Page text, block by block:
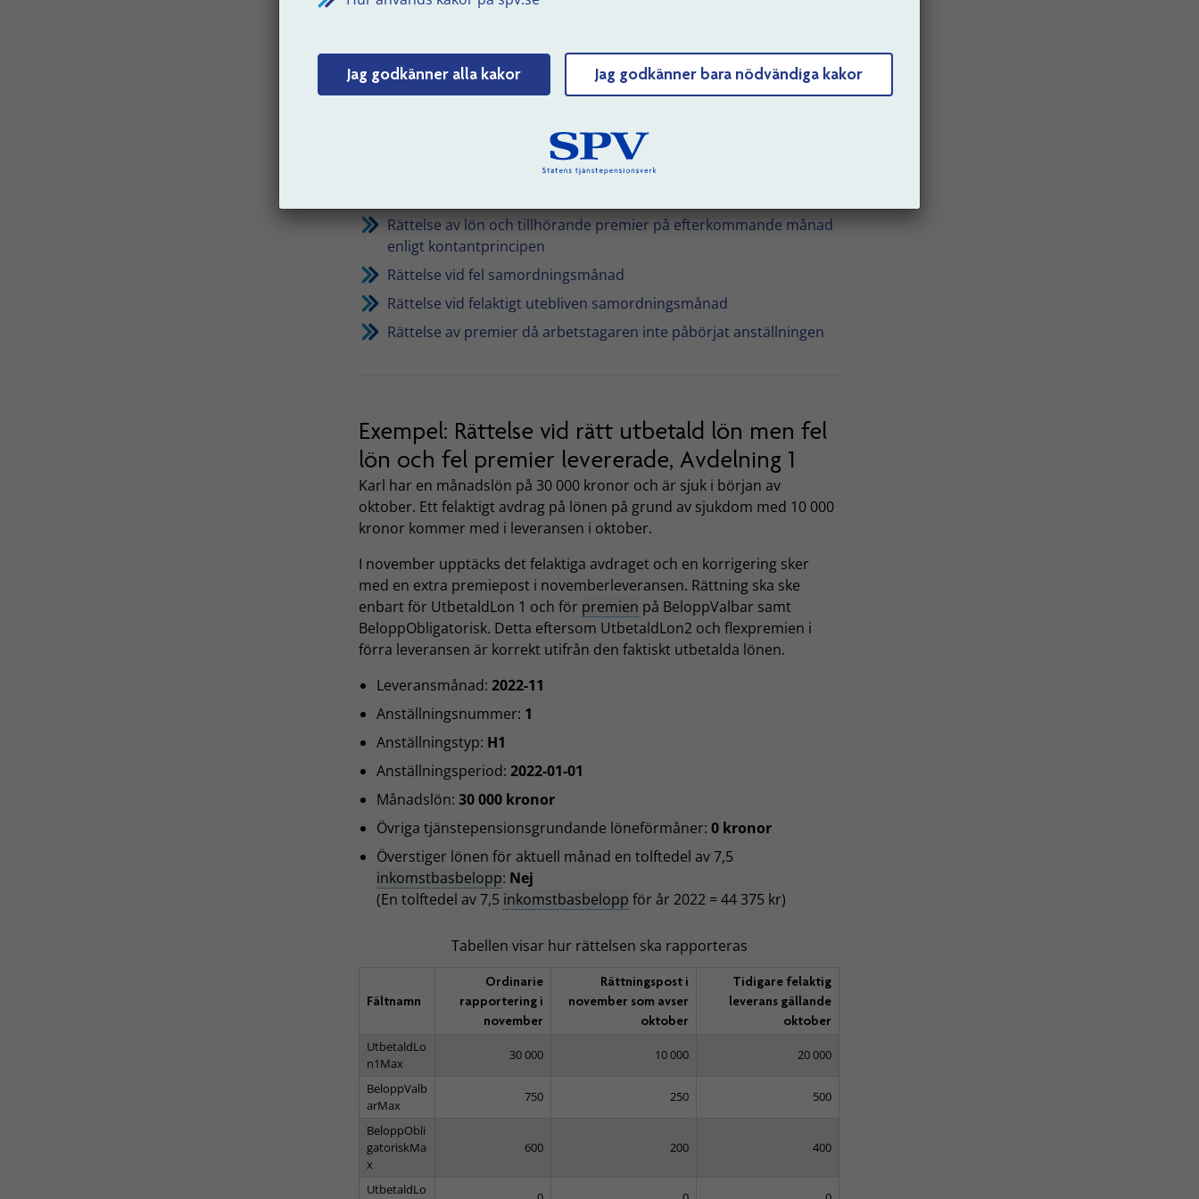
Jag godkänner alla kakor Jag godkänner bara nödvändiga kakor
Rättelse görs enligt principen i något av följande exempel.
Rättelse vid rätt utbetald lön men fel lön och fel premier
Rättelse vid rätt utbetald lön, rätt levererad lön men felaktigt
beräknade och levererade premier
Rättelse av lön och tillhörande premier på efterkommande månad
enligt kontantprincipen
Rättelse vid fel samordningsmånad
Rättelse vid felaktigt utebliven samordningsmånad
Rättelse av premier då arbetstagaren inte påbörjat anställningen
Exempel: Rättelse vid rätt utbetald lön men fel
lön och fel premier levererade, Avdelning 1
Karl har en månadslön på 30 000 kronor och är sjuk i början av
oktober. Ett felaktigt avdrag på lönen på grund av sjukdom med 10 000
kronor kommer med i leveransen i oktober.
I november upptäcks det felaktiga avdraget och en korrigering sker
med en extra premiepost i novemberleveransen. Rättning ska ske
enbart för UtbetaldLon 1 och för premien på BeloppValbar samt
BeloppObligatorisk. Detta eftersom UtbetaldLon2 och flexpremien i
förra leveransen är korrekt utifrån den faktiskt utbetalda lönen.
Leveransmånad: 2022-11
Anställningsnummer: 1
Anställningstyp: H1
Anställningsperiod: 2022-01-01
Månadslön: 30 000 kronor
Övriga tjänstepensionsgrundande löneförmåner: 0 kronor
Överstiger lönen för aktuell månad en tolftedel av 7,5
inkomstbasbelopp: Nej
(En tolftedel av 7,5 inkomstbasbelopp för år 2022 = 44 375 kr)
Tabellen visar hur rättelsen ska rapporteras
Fältnamn
Ordinarie
rapportering i
november
Rättningspost i
november som avser
oktober
Tidigare felaktig
leverans gällande
oktober
UtbetaldLo
n1Max
30 000 10 000 20 000
BeloppValb
arMax
750 250 500
BeloppObli
gatoriskMa
x
600 200 400
UtbetaldLo